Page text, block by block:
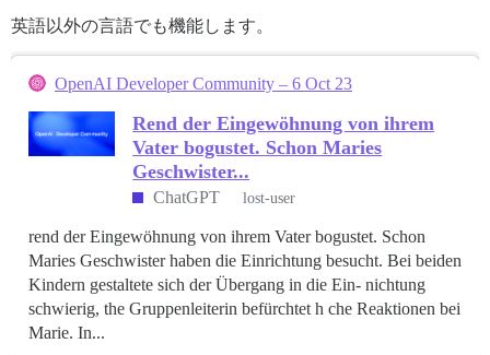
英語以外の言語でも機能します。
OpenAI Developer Community – 6 Oct 23
Rend der Eingewöhnung von ihrem
Vater bogustet. Schon Maries
Geschwister...
ChatGPT lost-user
rend der Eingewöhnung von ihrem Vater bogustet. Schon
Maries Geschwister haben die Einrichtung besucht. Bei beiden
Kindern gestaltete sich der Übergang in die Ein- nichtung
schwierig, the Gruppenleiterin befürchtet h che Reaktionen bei
Marie. In...